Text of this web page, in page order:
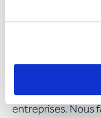
Atteindre
manière
Le temps, c’est
entreprises. Nous